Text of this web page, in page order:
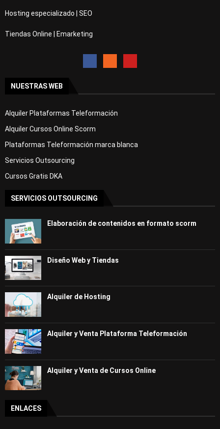
Hosting especializado | SEO
Tiendas Online | Emarketing
NUESTRAS WEB
Alquiler Plataformas Teleformación
Alquiler Cursos Online Scorm
Plataformas Teleformación marca blanca
Servicios Outsourcing
Cursos Gratis DKA
SERVICIOS OUTSOURCING
Elaboración de contenidos en formato scorm
Diseño Web y Tiendas
Alquiler de Hosting
Alquiler y Venta Plataforma Teleformación
Alquiler y Venta de Cursos Online
ENLACES